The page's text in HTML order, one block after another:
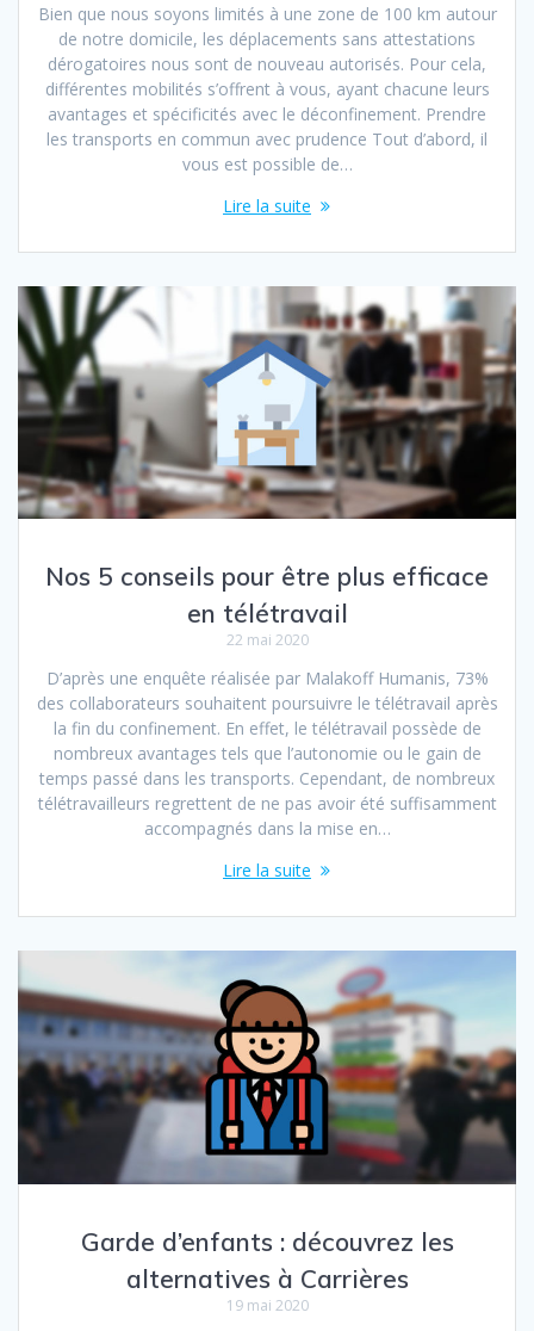
Bien que nous soyons limités à une zone de 100 km autour
de notre domicile, les déplacements sans attestations
dérogatoires nous sont de nouveau autorisés. Pour cela,
différentes mobilités s’offrent à vous, ayant chacune leurs
avantages et spécificités avec le déconfinement. Prendre
les transports en commun avec prudence Tout d’abord, il
vous est possible de…
Lire la suite
Nos 5 conseils pour être plus efficace
en télétravail
22 mai 2020
D’après une enquête réalisée par Malakoff Humanis, 73%
des collaborateurs souhaitent poursuivre le télétravail après
la fin du confinement. En effet, le télétravail possède de
nombreux avantages tels que l’autonomie ou le gain de
temps passé dans les transports. Cependant, de nombreux
télétravailleurs regrettent de ne pas avoir été suffisamment
accompagnés dans la mise en…
Lire la suite
Garde d’enfants : découvrez les
alternatives à Carrières
19 mai 2020